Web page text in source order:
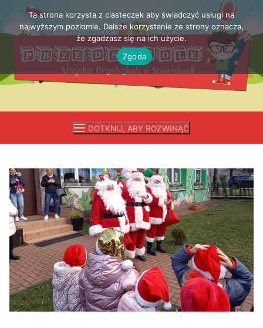
Przejdź
treści
DOTKNIJ, ABY ROZWINĄĆ
Ta strona korzysta z ciasteczek aby świadczyć usługi na
najwyższym poziomie. Dalsze korzystanie ze strony oznacza,
że zgadzasz się na ich użycie.
Zgoda